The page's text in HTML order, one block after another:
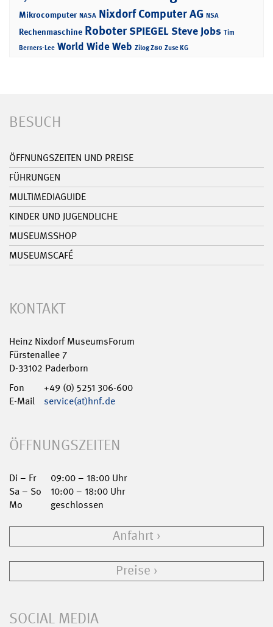
Mikrocomputer NASA Nixdorf Computer AG NSA
Rechenmaschine RoboterSPIEGELSteve Jobs Tim
Berners-Lee World Wide Web Zilog Z80 Zuse KG
BESUCH
ÖFFNUNGSZEITEN UND PREISE
FÜHRUNGEN
MULTIMEDIAGUIDE
KINDER UND JUGENDLICHE
MUSEUMSSHOP
MUSEUMSCAFÉ
KONTAKT
Heinz Nixdorf MuseumsForum
Fürstenallee 7
D-33102 Paderborn
Fon
+49 (0) 5251 306-600
E-Mail
service(at)hnf.de
ÖFFNUNGSZEITEN
Di – Fr
09:00 – 18:00 Uhr
Sa – So
10:00 – 18:00 Uhr
Mo
geschlossen
Anfahrt
Preise
SOCIAL MEDIA